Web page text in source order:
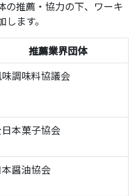
の推薦・協力の下、ワーキ
ます。
推薦業界団体
調味料協議会
本菓子協会
本醤油協会